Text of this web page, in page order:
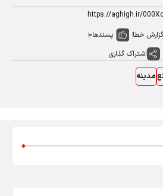
خطا پسندها0
اشتراک گذاری
مدینه